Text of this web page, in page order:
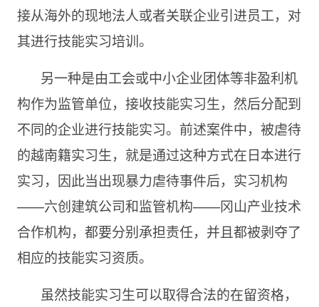
接从海外的现地法人或者关联企业引进员工，对
其进行技能实习培训。
另一种是由工会或中小企业团体等非盈利机
构作为监管单位，接收技能实习生，然后分配到
不同的企业进行技能实习。前述案件中，被虐待
的越南籍实习生，就是通过这种方式在日本进行
实习，因此当出现暴力虐待事件后，实习机构
——六创建筑公司和监管机构——冈山产业技术
合作机构，都要分别承担责任，并且都被剥夺了
相应的技能实习资质。
虽然技能实习生可以取得合法的在留资格，